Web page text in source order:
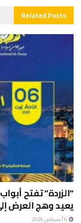
RelatedPosts
“الزردة” تفتح
يعيد وهج العرض